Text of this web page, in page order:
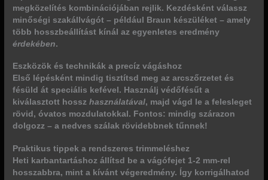
megközelítés kombinációjában rejlik. Kezdésként válassz
minőségi szakállvágót – például Braun készüléket – amely
több hosszbeállítást kínál az egyenletes eredmény
érdekében.
Eszközök és technikák a precíz vágáshoz
Első lépésként mindig tisztítsd meg az arcszőrzetet és
fésüld át speciális kefével. Használj védőfésűt a
kiválasztott hosszhasználatával, majd vágd le a felesleget
rövid, óvatos mozdulatokkal. Fontos: mindig szárazon
dolgozz – a nedves szálak rövidebbnek tűnnek!
Praktikus tippek a rendszeres trimmeléshez
Heti karbantartáshoz állítsd be a vágófejet 1-2 mm-rel
hosszabbra, mint a kívánt végeredmény. Így korrigálhatod